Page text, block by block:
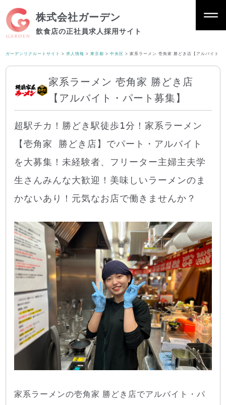
株式会社ガーデン
飲食店の正社員求人採用サイト
ガーデンリクルートサイト >求人情報 >東京都 >中央区 >家系ラーメン 壱角家 勝どき店【アルバイト・
家系ラーメン 壱角家 勝どき店
【アルバイト・パート募集】
超駅チカ！勝どき駅徒歩1分！家系ラーメン
【壱角家 勝どき店】でパート・アルバイト
を大募集！未経験者、フリーター主婦主夫学
生さんみんな大歓迎！美味しいラーメンのま
かないあり！元気なお店で働きませんか？
家系ラーメンの壱角家 勝どき店でアルバイト・パ